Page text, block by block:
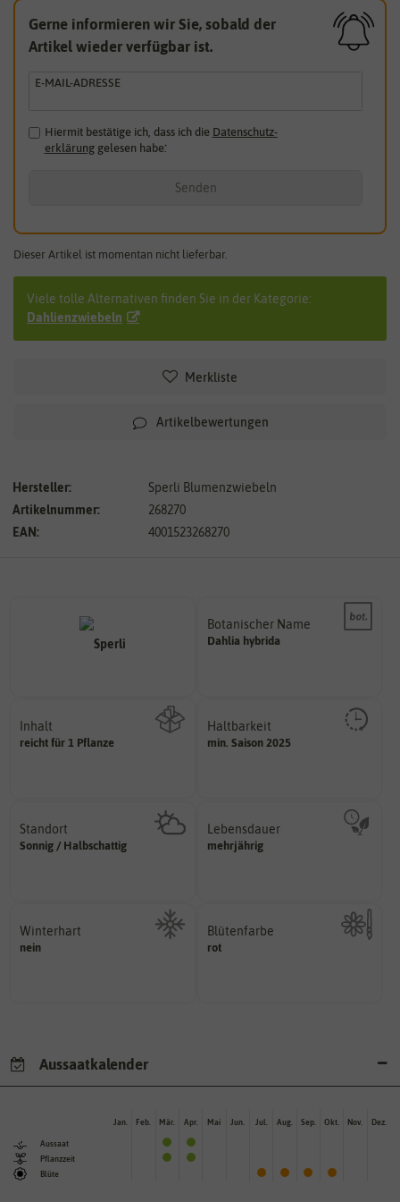
Gerne informieren wir Sie, sobald der
Artikel wieder verfügbar ist.
E-MAIL-ADRESSE
Hiermit bestätige ich, dass ich die Daten­schutz­
erklärunggelesen habe.*
Senden
Dieser Artikel ist momentan nicht lieferbar.
Viele tolle Alternativen finden Sie in der Kategorie:
Dahlienzwiebeln
Merkliste
Artikelbewertungen
Hersteller:
Sperli Blumenzwiebeln
Artikelnummer:
268270
EAN:
4001523268270
Inhalt
reicht für 1 Pflanze
Wie viel ist enthalten
Botanischer Name
Dahlia hybrida
Namen zur eindeutigen
Bestimmung der Pflanze.
Haltbarkeit
min. Saison 2025
und Pflanzgut sehr gut keimen
sollte.
Standort
Sonnig / Halbschattig
Pflanze? (schattig, halbschattig,
sonnig, vollsonnig)
Winterhart
nein
Probleme überwintern können.
Lebensdauer
mehrjährig
einjährig, zweijährig oder
mehrjährig.
Blütenfarbe
rot
Kann auch mehrfarbig sein.
Aussaatkalender
Aussaat
Pflanzzeit
Blüte
Jan. Feb. Mär. Apr. Mai Jun. Jul. Aug. Sep. Okt. Nov. Dez.